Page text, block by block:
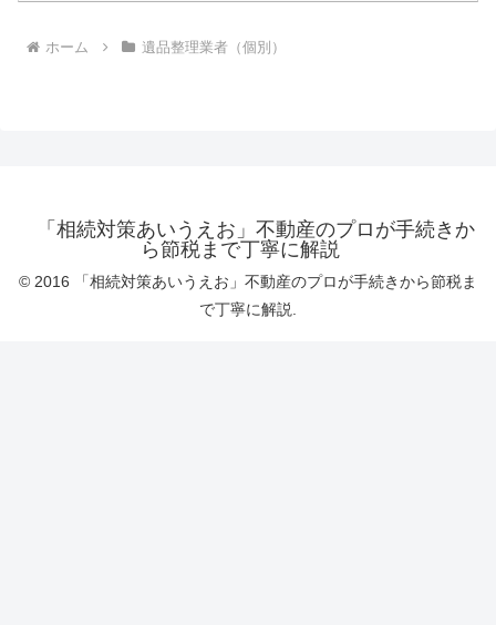
ホーム 遺品整理業者（個別）
「相続対策あいうえお」不動産のプロが手続きか
ら節税まで丁寧に解説
© 2016 「相続対策あいうえお」不動産のプロが手続きから節税ま
で丁寧に解説.